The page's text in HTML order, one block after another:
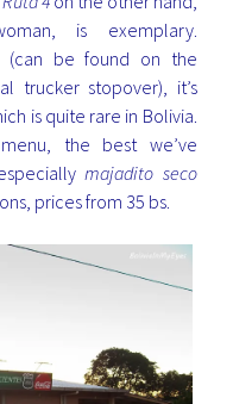
is exemplary.
(can be found on the
trucker stopover), it’s
is quite rare in Bolivia.
the best we’ve
majadito seco
prices from 35 bs.